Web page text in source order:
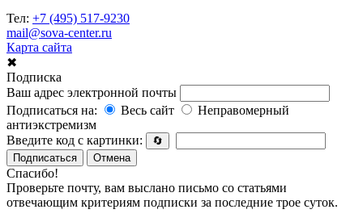
Тел: +7 (495) 517-9230
mail@sova-center.ru
Карта сайта
✖
Подписка
Ваш адрес электронной почты
Подписаться на:
Весь сайт
Неправомерный
антиэкстремизм
Введите код с картинки:
🔄
Подписаться
Отмена
Спасибо!
Проверьте почту, вам выслано письмо со статьями
отвечающим критериям подписки за последние трое суток.